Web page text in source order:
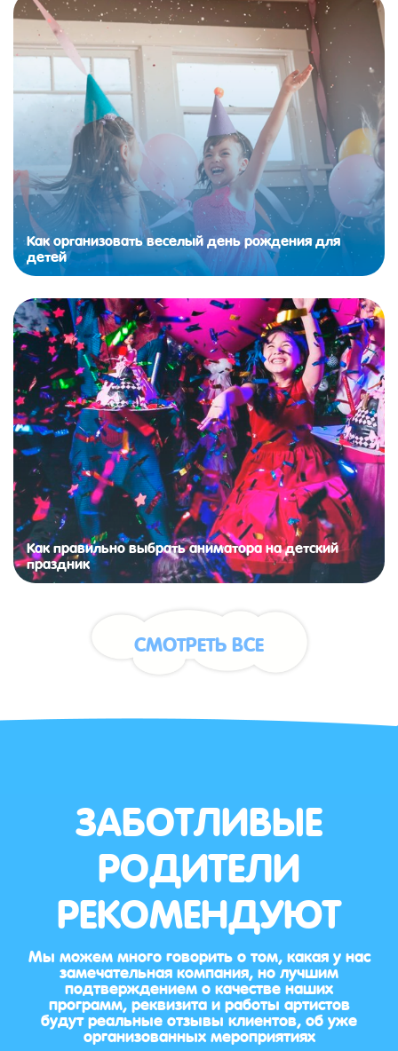
Как организовать веселый день рождения для
детей
Как правильно выбрать аниматора на детский
праздник
СМОТРЕТЬ ВСЕ
ЗАБОТЛИВЫЕ
РОДИТЕЛИ
РЕКОМЕНДУЮТ
Мы можем много говорить о том, какая у нас
замечательная компания, но лучшим
подтверждением о качестве наших
программ, реквизита и работы артистов
будут реальные отзывы клиентов, об уже
организованных мероприятиях